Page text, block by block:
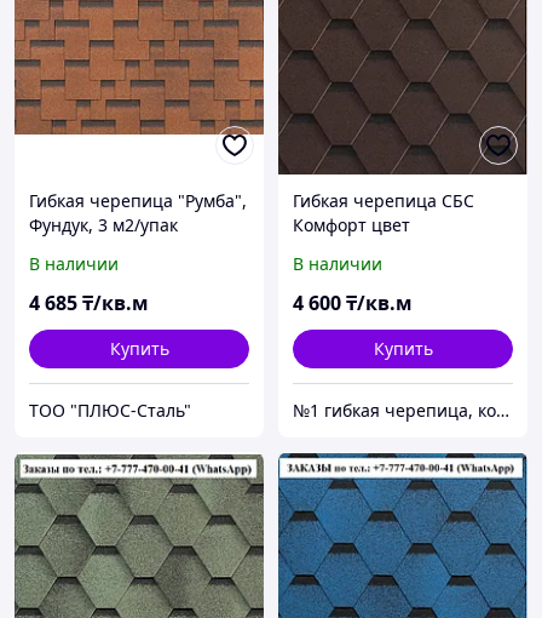
Гибкая черепица "Румба",
Фундук, 3 м2/упак
В наличии
4 685₸/кв.м
Купить
ТОО "ПЛЮС-Сталь"
Гибкая черепица СБС
Комфорт цвет
Гарантия 30 лет
В наличии
4 600₸/кв.м
Купить
№1 гибкая черепица, композитная черепица из Европы, по лучшим ценам в Алматы